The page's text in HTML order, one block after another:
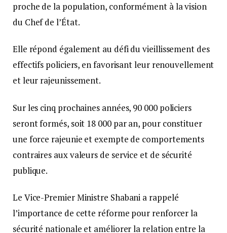
proche de la population, conformément à la vision
du Chef de l’État.
Elle répond également au défi du vieillissement des
effectifs policiers, en favorisant leur renouvellement
et leur rajeunissement.
Sur les cinq prochaines années, 90 000 policiers
seront formés, soit 18 000 par an, pour constituer
une force rajeunie et exempte de comportements
contraires aux valeurs de service et de sécurité
publique.
Le Vice-Premier Ministre Shabani a rappelé
l’importance de cette réforme pour renforcer la
sécurité nationale et améliorer la relation entre la